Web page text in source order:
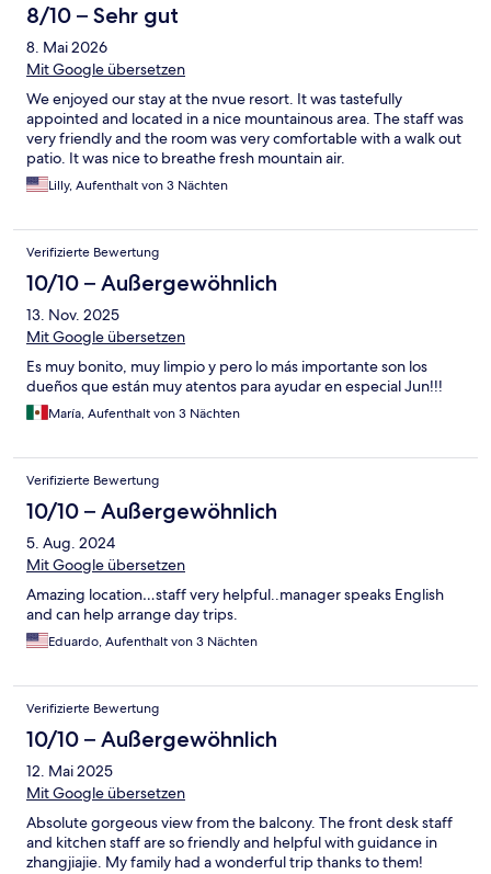
8/10 – Sehr gut
8. Mai 2026
Mit Google übersetzen
We enjoyed our stay at the nvue resort. It was tastefully
appointed and located in a nice mountainous area. The staff was
very friendly and the room was very comfortable with a walk out
patio. It was nice to breathe fresh mountain air.
Lilly, Aufenthalt von 3 Nächten
Verifizierte Bewertung
10/10 – Außergewöhnlich
13. Nov. 2025
Mit Google übersetzen
Es muy bonito, muy limpio y pero lo más importante son los
dueños que están muy atentos para ayudar en especial Jun!!!
María, Aufenthalt von 3 Nächten
Verifizierte Bewertung
10/10 – Außergewöhnlich
5. Aug. 2024
Mit Google übersetzen
Amazing location…staff very helpful..manager speaks English
and can help arrange day trips.
Eduardo, Aufenthalt von 3 Nächten
Verifizierte Bewertung
10/10 – Außergewöhnlich
12. Mai 2025
Mit Google übersetzen
Absolute gorgeous view from the balcony. The front desk staff
and kitchen staff are so friendly and helpful with guidance in
zhangjiajie. My family had a wonderful trip thanks to them!